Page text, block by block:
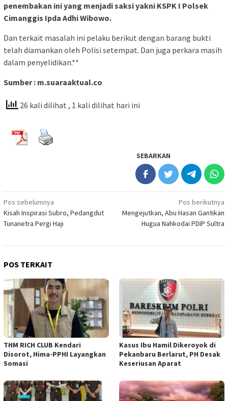
penembakan ini yang menjadi saksi yakni KSPK I Polsek
Cimanggis Ipda Adhi Wibowo.
Dan terkait masalah ini pelaku berikut dengan barang bukti
telah diamankan oleh Polisi setempat. Dan juga perkara masih
dalam penyelidikan.**
Sumber : m.suaraaktual.co
26 kali dilihat , 1 kali dilihat hari ini
SEBARKAN
Navigasi
pos
Pos sebelumnya
Kisah Inspirasi Subro, Pedangdut
Tunanetra Pergi Haji
Pos berikutnya
Mengejutkan, Abu Hasan Gantikan
Hugua Nahkodai PDIP Sultra
POS TERKAIT
THM RICH CLUB Kendari
Disorot, Hima-PPHI Layangkan
Somasi
Kasus Ibu Hamil Dikeroyok di
Pekanbaru Berlarut, PH Desak
Keseriusan Aparat